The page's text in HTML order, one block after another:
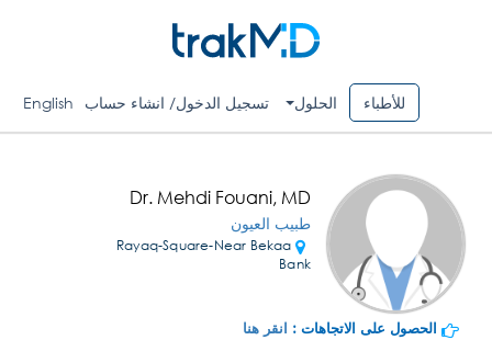
للأطباء الحلول تسجيل الدخول/ انشاء حساب English
Dr. Mehdi Fouani, MD
طبيب العيون
Rayaq-Square-Near Bekaa
Bank
الحصول على الاتجاهات : انقر هنا